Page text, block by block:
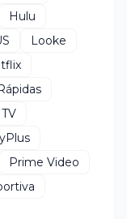
Hulu
Looke
Prime Video